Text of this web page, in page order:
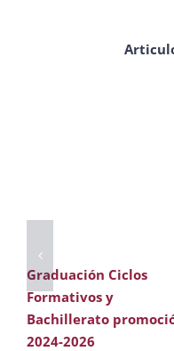
Graduación Ciclos
Formativos y
Bachillerato
2024-2026